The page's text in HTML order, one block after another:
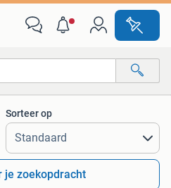
Sorteer op
je zoekopdracht